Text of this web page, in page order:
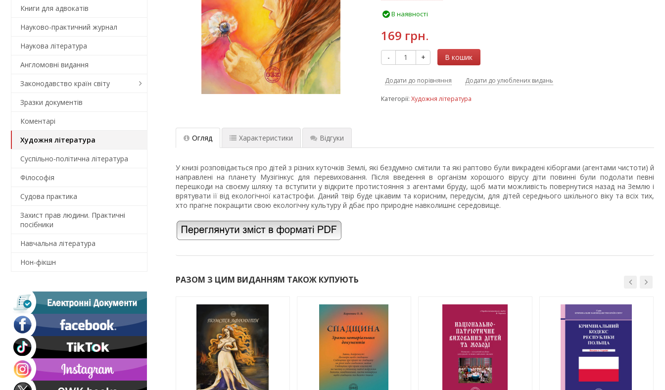
В наявності
169 грн.
- + В кошик
Додати до порівняння Додати до улюблених видань
Категорії:Художня література
Огляд Характеристики Відгуки
У книзі розповідається про дітей з різних куточків Землі, які бездумно смітили та які раптово були викрадені кіборгами (агентами чистоти) й
направлені на планету Музігінкус для перевиховання. Після введення в організм хорошого вірусу діти повинні були подолати певні
перешкоди на своєму шляху та вступити у відкрите протистояння з агентами бруду, щоб мати можливість повернутися назад на Землю і
врятувати її від екологічної катастрофи. Даний твір буде цікавим та корисним, передусім, для дітей середнього шкільного віку та всіх тих,
хто прагне покращити свою екологічну культуру й дбає про природне навколишнє середовище.
РАЗОМ З ЦИМ ВИДАННЯМ ТАКОЖ КУПУЮТЬ
Книги для адвокатів
Науково-практичний журнал
Наукова література
Англомовні видання
Законодавство країн світу
Зразки документів
Коментарi
Художня література
Суспільно-політична література
Філософія
Судова практика
Захист прав людини. Практичні
посібники
Навчальна література
Нон-фікшн